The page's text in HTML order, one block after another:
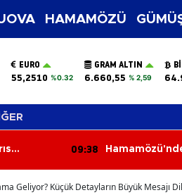
HAMAMÖZÜ
EURO
55,2510 %0.32
GRAM ALTIN
6.660,55 % 2,59
09:38
Geliyor? Küçük Detayların Büyük Mesajı